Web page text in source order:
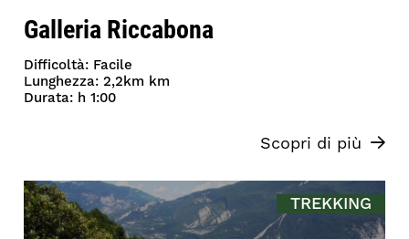
Galleria Riccabona
Difficoltà: Facile
Lunghezza: 2,2km km
Durata: h 1:00
Scopri di più
TREKKING